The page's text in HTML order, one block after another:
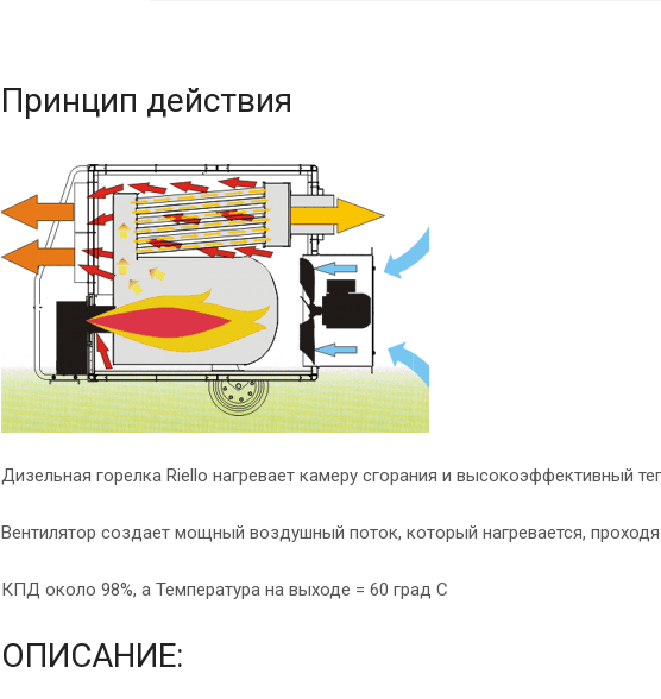
Принцип действия
Дизельная горелка Riello нагревает камеру сгорания и высокоэффективный
Вентилятор создает мощный воздушный поток, который нагревается,
КПД около 98%, а Температура на выходе = 60 град С
ОПИСАНИЕ: